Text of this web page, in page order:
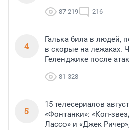
87 219 216
4
Галька била в людей,
в скорые на лежаках.
Геленджике после
81 328
5
15 телесериалов
«Фонтанки»: «Коп-
Лассо» и «Джек